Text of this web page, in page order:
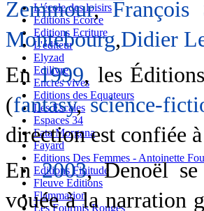
L'école des loisirs
Editions Ecorce
Editions Ecriture
L'éditeur
Elyzad
Edilivre
Encres vives
Editions des Equateurs
Les Escales
Espaces 34
Fata Morgana
Fayard
Editions Des Femmes - Antoinette
Editions Finitude
Fleuve Editions
Flammarion
Les Fourmis Rouges
Zemmour,François
Montebourg,Didier
En1999, les
(fantasy,science-
direction est confiée à
En2003, Denoël
vouée à la narration